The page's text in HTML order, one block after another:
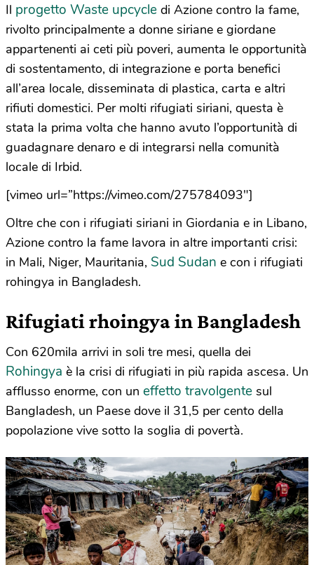
Il progetto Waste upcycle di Azione contro la fame,
rivolto principalmente a donne siriane e giordane
appartenenti ai ceti più poveri, aumenta le opportunità
di sostentamento, di integrazione e porta benefici
all’area locale, disseminata di plastica, carta e altri
rifiuti domestici. Per molti rifugiati siriani, questa è
stata la prima volta che hanno avuto l’opportunità di
guadagnare denaro e di integrarsi nella comunità
locale di Irbid.
[vimeo url=”https://vimeo.com/275784093″]
Oltre che con i rifugiati siriani in Giordania e in Libano,
Azione contro la fame lavora in altre importanti crisi:
in Mali, Niger, Mauritania, Sud Sudan e con i rifugiati
rohingya in Bangladesh.
Rifugiati rhoingya in Bangladesh
Con 620mila arrivi in soli tre mesi, quella dei
Rohingya è la crisi di rifugiati in più rapida ascesa. Un
afflusso enorme, con un effetto travolgente sul
Bangladesh, un Paese dove il 31,5 per cento della
popolazione vive sotto la soglia di povertà.